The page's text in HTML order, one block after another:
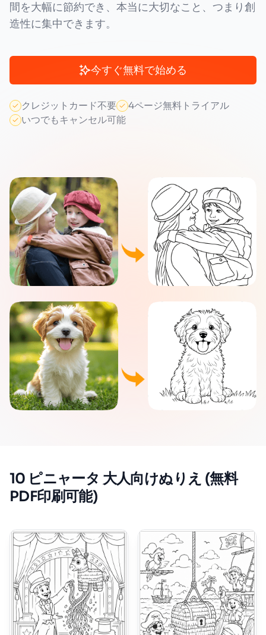
間を大幅に節約でき、本当に大切なこと、つまり創
造性に集中できます。
今すぐ無料で始める
クレジットカード不要
4ページ無料トライアル
いつでもキャンセル可能
10 ピニャータ 大人向けぬりえ (無料
PDF印刷可能)